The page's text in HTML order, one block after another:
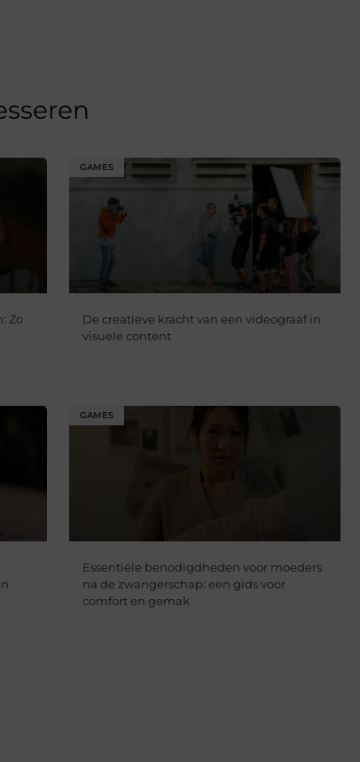
Zo
GAMES
De creatieve kracht van een videograaf in
visuele content
GAMES
Essentiële benodigdheden voor moeders
na de zwangerschap: een gids voor
comfort en gemak